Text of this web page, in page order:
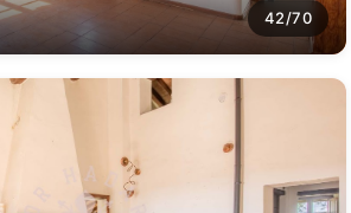
42/70